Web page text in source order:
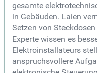
gesamte
in Gebäuden. Laien
Setzen von
Experte wissen es
Elektroinstallateurs
anspruchsvollere